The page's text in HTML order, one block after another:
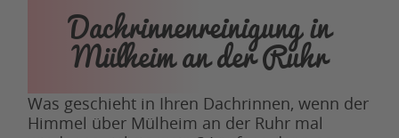
Dachrinnenreinigung in
Mülheim an der Ruhr
Was geschieht in Ihren Dachrinnen, wenn der
Himmel über Mülheim an der Ruhr mal